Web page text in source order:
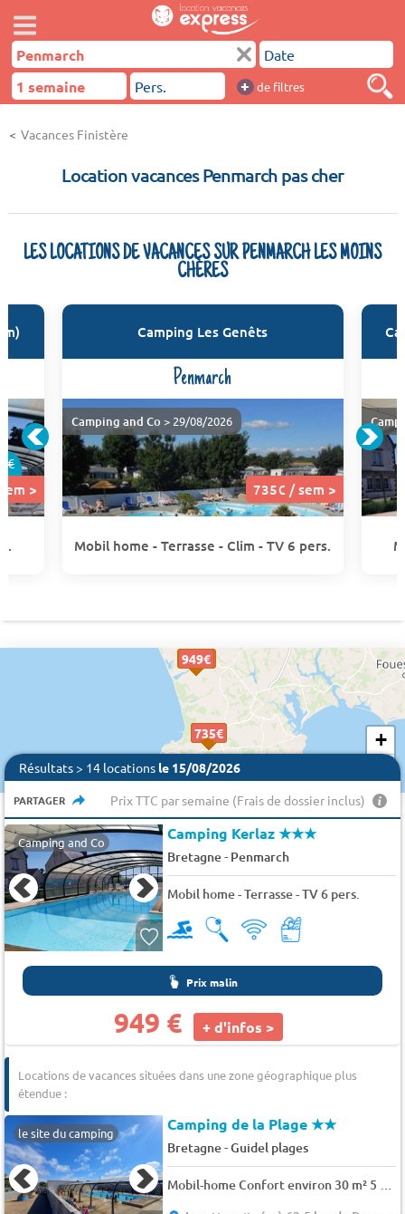
+ de filtres
Vacances Finistère
Location vacances Penmarch pas cher
LES LOCATIONS DE VACANCES SUR PENMARCH LES MOINS
CHÈRES
>
Camping Les Genêts
Penmarch
735€ / sem >
Camping and Co > 29/08/2026
Mobil home - Terrasse - Clim - TV 6 pers.
949 €
949€
735€
949€
735€
949€
+
Résultats > 14 locations le 15/08/2026
PARTAGER Prix TTC par semaine (Frais de dossier inclus)
Camping and Co Camping Kerlaz★★★
Bretagne- Penmarch
Mobil home - Terrasse - TV 6 pers.
Prix malin
949 € + d'infos >
Locations de vacances situées dans une zone géographique plus
étendue :
le site du camping Camping de la Plage★★
Bretagne-Guidel plages
Mobil-home Confort environ 30 m² 5 pers.